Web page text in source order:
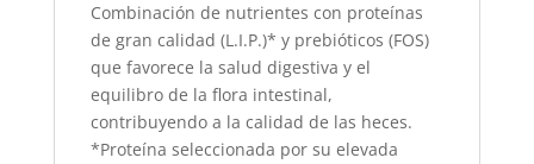
Combinación de nutrientes con proteínas
de gran calidad (L.I.P.)* y prebióticos (FOS)
que favorece la salud digestiva y el
equilibro de la flora intestinal,
contribuyendo a la calidad de las heces.
*Proteína seleccionada por su elevada